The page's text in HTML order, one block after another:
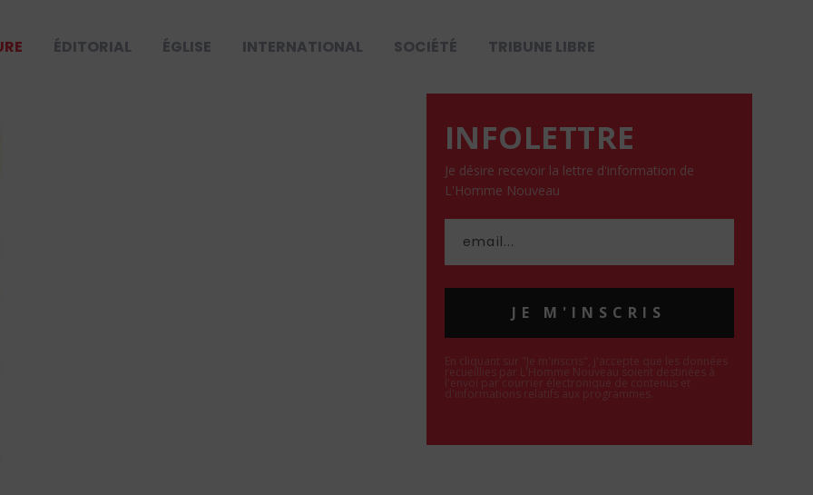
ÉDITORIAL ÉGLISE INTERNATIONAL SOCIÉTÉ TRIBUNE LIBRE
INFOLETTRE
Je désire recevoir la lettre d'information de
L'Homme Nouveau
JE M'INSCRIS
En cliquant sur "Je m'inscris", j'accepte que les données
recueillies par L'Homme Nouveau soient destinées à
l'envoi par courrier électronique de contenus et
d'informations relatifs aux programmes.